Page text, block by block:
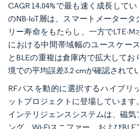
CAGR 14.04%で最も速く成長して
のNB-IoT層は、スマートメーター
リー寿命をもたらし、一方でLTE-
における中間帯域幅のユースケー
とBLEの重複は倉庫内で拡大して
境での平均誤差3.2 cmが確認されて
RFパスを動的に選択するハイブリ
ットプロジェクトに登場していま
インテリジェンスシステムは、磁気